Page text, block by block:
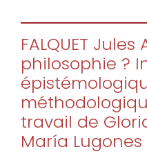
FALQUET
philosophie ?
travail de
María Lugones